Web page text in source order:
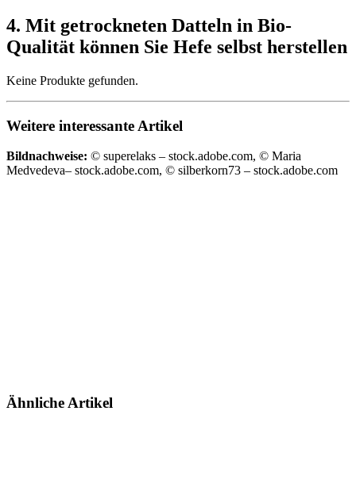
4. Mit getrockneten Datteln in Bio-
Qualität können Sie Hefe selbst herstellen
Keine Produkte gefunden.
Weitere interessante Artikel
Bildnachweise: © superelaks – stock.adobe.com, © Maria
Medvedeva– stock.adobe.com, © silberkorn73 – stock.adobe.com
Ähnliche Artikel